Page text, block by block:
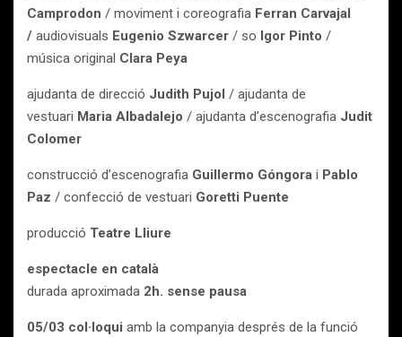
Camprodon / moviment i coreografia Ferran Carvajal
/ audiovisuals Eugenio Szwarcer / so Igor Pinto /
música original Clara Peya
ajudanta de direcció Judith Pujol / ajudanta de
vestuari Maria Albadalejo / ajudanta d’escenografia Judit
Colomer
construcció d’escenografia Guillermo Góngora i Pablo
Paz / confecció de vestuari Goretti Puente
producció Teatre Lliure
espectacle en català
durada aproximada 2h. sense pausa
05/03 col·loqui amb la companyia després de la funció